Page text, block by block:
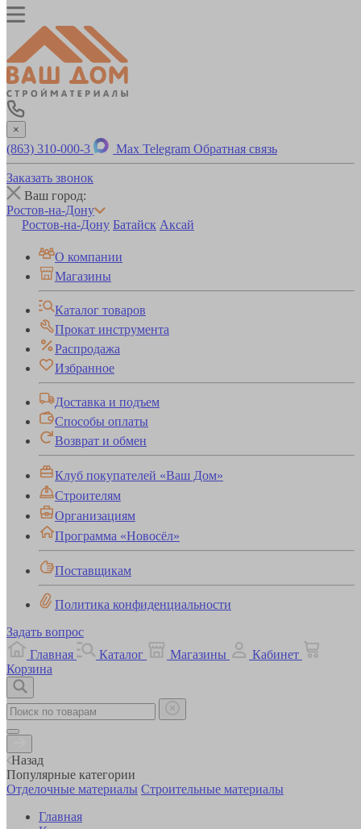
×
(863) 310-000-3 Max Telegram Обратная связь
Заказать звонок
Ваш город:
Ростов-на-Дону
Ростов-на-Дону Батайск Аксай
О компании
Магазины
Каталог товаров
Прокат инструмента
Распродажа
Избранное
Доставка и подъем
Способы оплаты
Возврат и обмен
Клуб покупателей «Ваш Дом»
Строителям
Организациям
Программа «Новосёл»
Поставщикам
Политика конфиденциальности
Задать вопрос
Главная
Каталог Магазины
Кабинет
Корзина
Назад
Популярные категории
Отделочные материалы Строительные материалы
Главная